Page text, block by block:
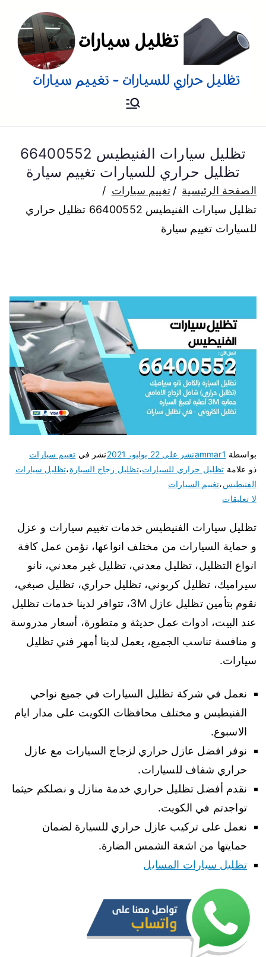
للسيارات
تظليل سيارات الفنيطيس 66400552
تظليل حراري للسيارات تغييم سيارة
الصفحة الرئيسية
تغييم سيارات
تظليل سيارات الفنيطيس 66400552 تظليل حراري
للسيارات تغييم سيارة
بواسطة ammar1نشر على 22 يوليو، 2021 نشر في تغييم سيارات
ذو علامة تظليل حراري للسيارات،تظليل زجاج السيارة،تظليل سيارات
الفنيطيس،تغييم السيارات
لا تعليقات
تظليل سيارات الفنيطيس خدمات تغييم سيارات و عزل
و حماية السيارات من مختلف انواعها، نؤمن عمل كافة
انواع التظليل، تظليل معدني، تظليل غير معدني، نانو
سيراميك، تظليل كربوني، تظليل حراري، تظليل صبغي،
نقوم بتأمين تظليل عازل 3M، تتوافر لدينا خدمات تظليل
عند البيت، ادوات عمل حديثة و متطورة، أسعار مدروسة
و منافسة تناسب الجميع، يعمل لدينا أمهر فني تظليل
سيارات.
نعمل في شركة تظليل السيارات في جميع نواحي
الفنيطيس و مختلف محافظات الكويت على مدار ايام
الاسبوع.
نوفر افضل عازل حراري لزجاج السيارات مع عازل
حراري شفاف للسيارات.
نقدم أفضل تظليل حراري خدمة منازل و نصلكم حيثما
تواجدتم في الكويت.
نعمل على تركيب عازل حراري للسيارة لضمان
حمايتها من اشعة الشمس الضارة.
تظليل سيارات المسايل